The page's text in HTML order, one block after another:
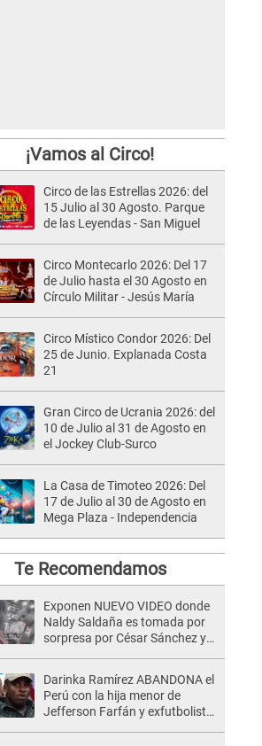
¡Vamos al Circo!
Circo de las Estrellas 2026: del
15 Julio al 30 Agosto. Parque
de las Leyendas - San Miguel
Circo Montecarlo 2026: Del 17
de Julio hasta el 30 Agosto en
Círculo Militar - Jesús María
Circo Místico Condor 2026: Del
25 de Junio. Explanada Costa
21
Gran Circo de Ucrania 2026: del
10 de Julio al 31 de Agosto en
el Jockey Club-Surco
La Casa de Timoteo 2026: Del
17 de Julio al 30 de Agosto en
Mega Plaza - Independencia
Te Recomendamos
Exponen NUEVO VIDEO donde
Naldy Saldaña es tomada por
sorpresa por César Sánchez y
Darinka Ramírez ABANDONA el
Perú con la hija menor de
Jefferson Farfán y exfutbolista